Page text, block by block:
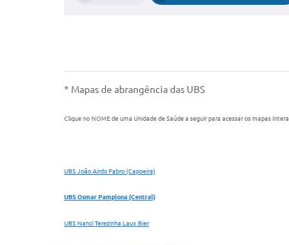
* Mapas de abrangência das UBS
Clique no NOME de uma Unidade de Saúde a seguir para acessar os mapas
UBS João Airdo Fabro (Capoeira)
UBS Osmar Pamplona (Central)
UBS Nanci Terezinha Laux Bier